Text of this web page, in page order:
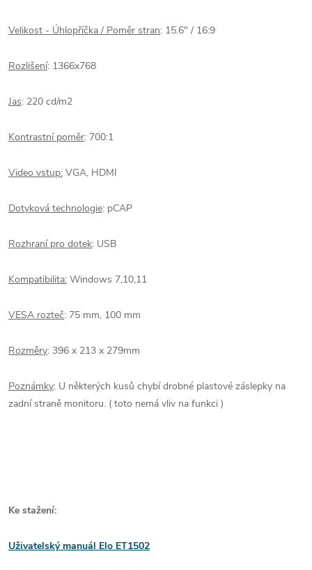
Velikost - Úhlopříčka / Poměr stran: 15.6" / 16:9
Rozlišení: 1366x768
Jas: 220 cd/m2
Kontrastní poměr: 700:1
Video vstup: VGA, HDMI
Dotyková technologie: pCAP
Rozhraní pro dotek: USB
Kompatibilita: Windows 7,10,11
VESA rozteč: 75 mm, 100 mm
Rozměry: 396 x 213 x 279mm
Poznámky: U některých kusů chybí drobné plastové záslepky na
zadní straně monitoru. ( toto nemá vliv na funkci )
Ke stažení:
Uživatelský manuál Elo ET1502